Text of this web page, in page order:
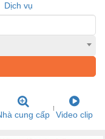
Dịch vụ
cung cấp Video clip